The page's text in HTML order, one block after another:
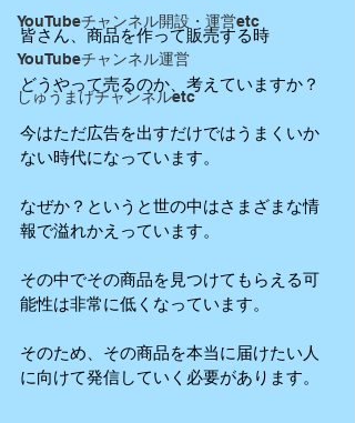
YouTubeチャンネル開設・運営etc
YouTubeチャンネル運営
しゅうまげチャンネルetc
皆さん、商品を作って販売する時
どうやって売るのか、考えていますか？
今はただ広告を出すだけではうまくいか
ない時代になっています。
なぜか？というと世の中はさまざまな情
報で溢れかえっています。
その中でその商品を見つけてもらえる可
能性は非常に低くなっています。
そのため、その商品を本当に届けたい人
に向けて発信していく必要があります。